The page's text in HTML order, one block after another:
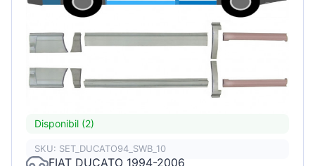
Disponibil (2)
SKU: SET_DUCATO94_SWB_10
FIAT DUCATO 1994-2006